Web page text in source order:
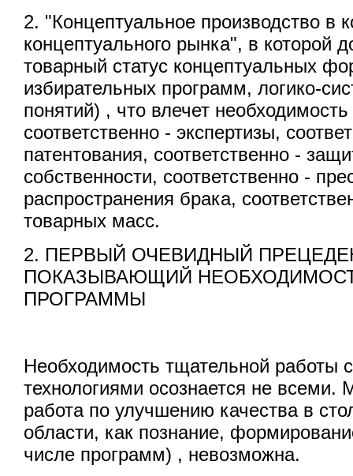
2. "Концептуальное производство в
концептуального рынка", в которой
товарный статус концептуальных
избирательных программ, логико-
понятий) , что влечет
соответственно - экспертизы,
патентования, соответственно -
собственности, соответственно -
распространения брака,
товарных масс.
2. ПЕРВЫЙ ОЧЕВИДНЫЙ
ПОКАЗЫВАЮЩИЙ
ПРОГРАММЫ
Необходимость тщательной работы
технологиями осознается не всеми.
работа по улучшению качества в
области, как познание,
числе программ) , невозможна.